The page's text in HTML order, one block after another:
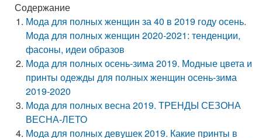
Содержание
Мода для полных женщин за 40 в 2019 году осень.
Мода для полных женщин 2020-2021: тенденции,
фасоны, идеи образов
Мода для полных осень-зима 2019. Модные цвета и
принты одежды для полных женщин осень-зима
2019-2020
Мода для полных весна 2019. ТРЕНДЫ СЕЗОНА
ВЕСНА-ЛЕТО
Мода для полных девушек 2019. Какие принты в